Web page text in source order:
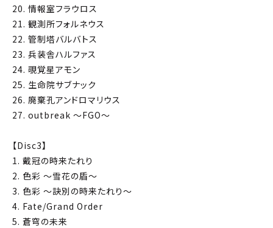
20. 情報室フラウロス
21. 観測所フォルネウス
22. 管制塔バルバトス
23. 兵装舎ハルファス
24. 覗覚星アモン
25. 生命院サブナック
26. 廃棄孔アンドロマリウス
27. outbreak ～FGO～
【Disc3】
1. 戴冠の時来たれり
2. 色彩 ～雪花の盾～
3. 色彩 ～訣別の時来たれり～
4. Fate/Grand Order
5. 蒼穹の未来